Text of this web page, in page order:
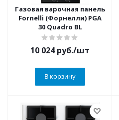
Газовая варочная панель
Fornelli (Форнелли) PGA
30 Quadro BL
10 024руб./шт
В корзину